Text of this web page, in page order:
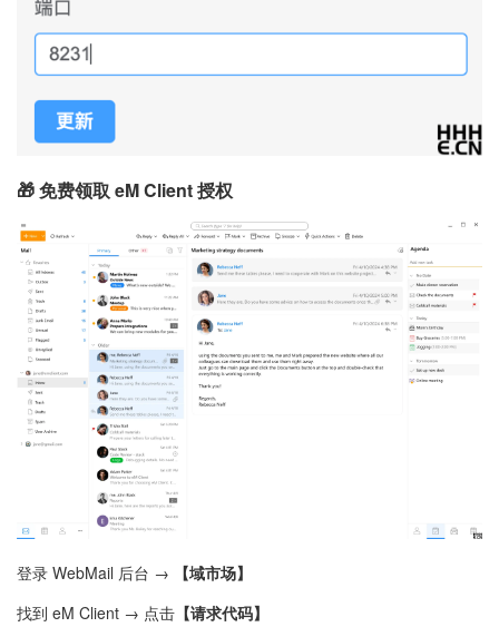
🎁 免费领取 eM Client 授权
登录 WebMail 后台 →
【域市场】
找到 eM Client → 点击 【请求代码】